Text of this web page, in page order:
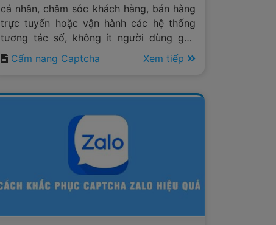
cá nhân, chăm sóc khách hàng, bán hàng
trực tuyến hoặc vận hành các hệ thống
tương tác số, không ít người dùng gặp
phải tình trạng không thể tiếp tục gửi tin
nhắn do hệ thống yêu cầu xác thực
Cẩm nang Captcha Xem tiếp